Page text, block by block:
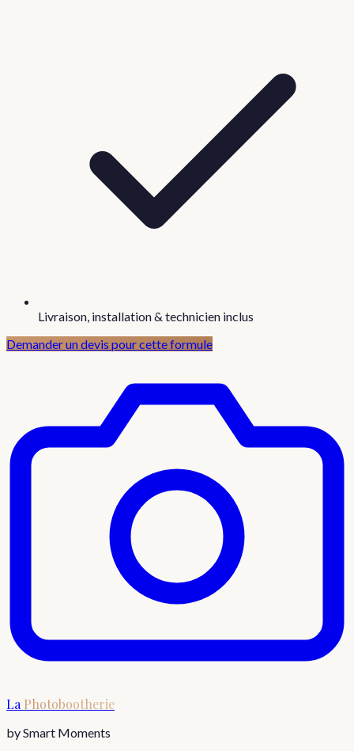
Livraison, installation & technicien inclus
Demander un devis pour cette formule
La Photobootherie
by Smart Moments